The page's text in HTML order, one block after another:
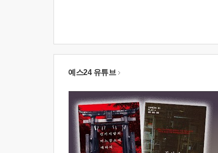
예스24 유튜브